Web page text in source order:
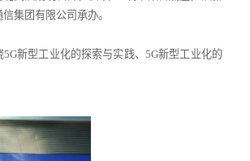
集团有限公司承办。
新型工业化的探索与实践、5G新型工业化的